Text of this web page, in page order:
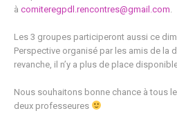
à comiteregpdl.rencontres@gmail.com.
Les 3 groupes participeront aussi ce
Perspective organisé par les amis de la
revanche, il n’y a plus de place
Nous souhaitons bonne chance à tous
deux professeures